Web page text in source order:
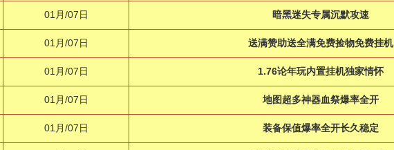
01月/07日 暗黑迷失专属沉默攻速
01月/07日 送满赞助送全满免费捡物免费挂机
01月/07日 1.76论年玩内置挂机独家情怀
01月/07日 地图超多神器血祭爆率全开
01月/07日 装备保值爆率全开长久稳定